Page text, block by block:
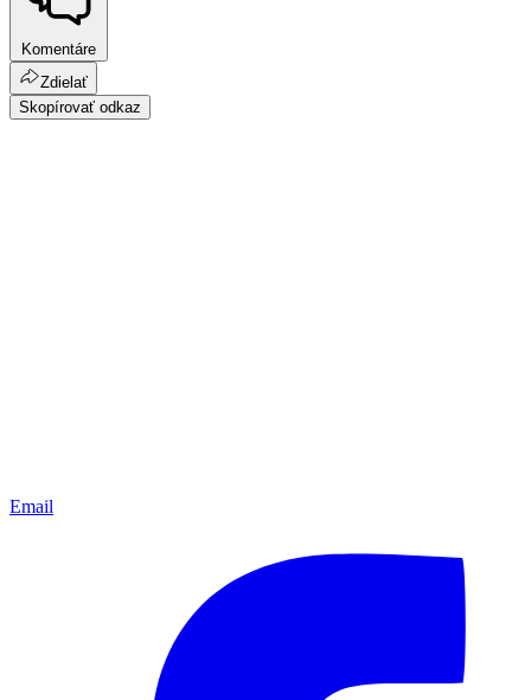
Komentáre
Zdielať
Skopírovať odkaz
Email